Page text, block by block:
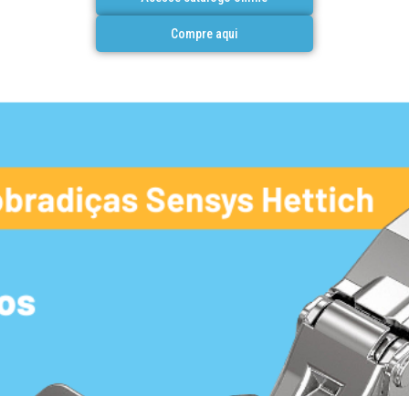
Compre aqui